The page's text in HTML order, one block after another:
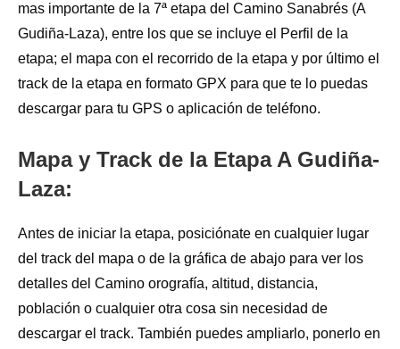
mas importante de la 7ª etapa del Camino Sanabrés (A
Gudiña-Laza), entre los que se incluye el Perfil de la
etapa; el mapa con el recorrido de la etapa y por último el
track de la etapa en formato GPX para que te lo puedas
descargar para tu GPS o aplicación de teléfono.
Mapa y Track de la Etapa A Gudiña-
Laza:
Antes de iniciar la etapa, posiciónate en cualquier lugar
del track del mapa o de la gráfica de abajo para ver los
detalles del Camino orografía, altitud, distancia,
población o cualquier otra cosa sin necesidad de
descargar el track. También puedes ampliarlo, ponerlo en